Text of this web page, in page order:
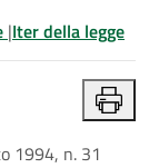
|Iter della legge
1994, n. 31